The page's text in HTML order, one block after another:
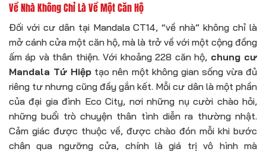
Về Nhà Không Chỉ Là Về Một Căn Hộ
Đối với cư dân tại Mandala CT14, “về nhà” không chỉ là
mở cánh cửa một căn hộ, mà là trở về với một cộng đồng
ấm áp và thân thiện. Với khoảng 228 căn hộ, chung cư
Mandala Tứ Hiệp tạo nên một không gian sống vừa đủ
riêng tư nhưng cũng đầy gắn kết. Mỗi cư dân là một phần
của đại gia đình Eco City, nơi những nụ cười chào hỏi,
những buổi trò chuyện thân tình diễn ra thường nhật.
Cảm giác được thuộc về, được chào đón mỗi khi bước
chân qua ngưỡng cửa, chính là giá trị vô hình mà